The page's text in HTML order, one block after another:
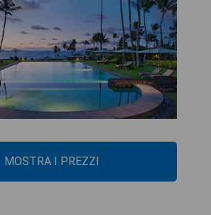
MOSTRA I PREZZI